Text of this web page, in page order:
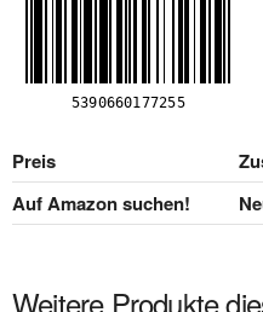
Preis
Auf Amazon suchen!
Weitere Produkte